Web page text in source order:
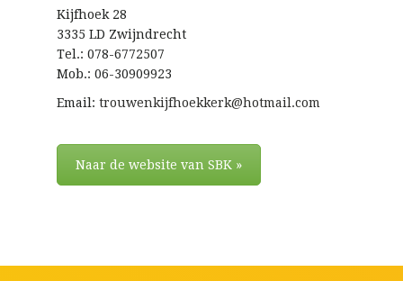
Kijfhoek 28
3335 LD Zwijndrecht
Tel.: 078-6772507
Mob.: 06-30909923
Email: trouwenkijfhoekkerk@hotmail.com
Naar de website van SBK »